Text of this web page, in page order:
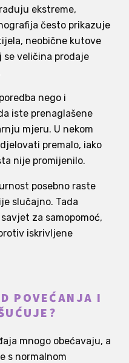
ekstreme,
često prikazuje
neobične kutove
se veličina prodaje
nego i
iste prenaglašene
mjeru. U nekom
premalo, iako
nije promijenilo.
posebno raste
slučajno. Tada
za samopomoć,
iskrivljene
POVEĆANJA I
mnogo obećavaju, a
s normalnom